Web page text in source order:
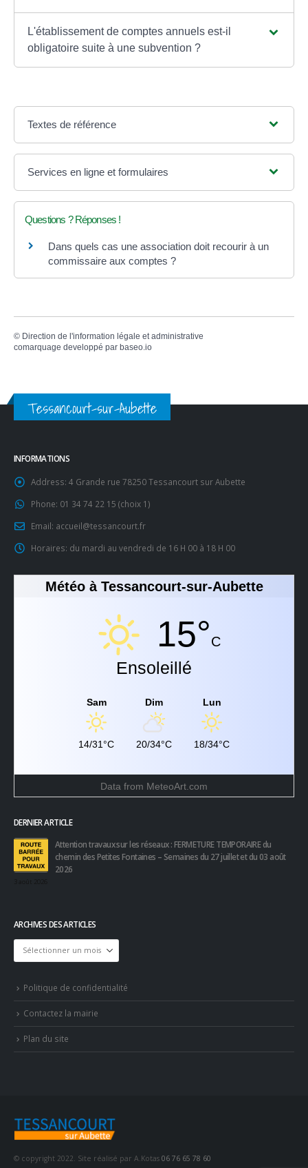
L'établissement de comptes annuels est-il
obligatoire suite à une subvention ?
Textes de référence
Services en ligne et formulaires
Questions ? Réponses !
Dans quels cas une association doit recourir à un
commissaire aux comptes ?
© Direction de l'information légale et administrative
comarquage developpé par baseo.io
Tessancourt-sur-Aubette
INFORMATIONS
Address: 4 Grande rue 78250 Tessancourt sur Aubette
Phone: 01 34 74 22 15 (choix 1)
Email: accueil@tessancourt.fr
Horaires: du mardi au vendredi de 16 H 00 à 18 H 00
Météo à Tessancourt-sur-Aubette
15°C
Ensoleillé
Sam
14/31°C
Dim
20/34°C
Lun
18/34°C
Data from MeteoArt.com
DERNIER ARTICLE
Attention travaux sur les réseaux : FERMETURE TEMPORAIRE du
chemin des Petites Fontaines – Semaines du 27 juillet et du 03 août
2026
ARCHIVES DES ARTICLES
Archives
des
Politique de confidentialité
Contactez la mairie
Plan du site
© copyright 2022. Site réalisé par A.Kotas 06 76 65 78 60